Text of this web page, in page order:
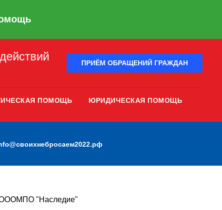
ПРИЁМ ОБРАЩЕНИЙ ГРАЖДАН
ПОМОЩЬ
ЮРИДИЧЕСКАЯ ПОМОЩЬ
ОООМПО "Наследие"